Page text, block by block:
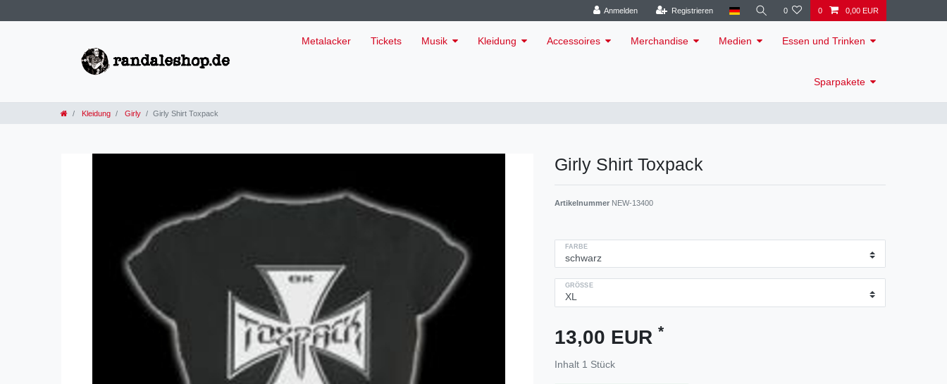
Anmelden Registrieren 0 0 0,00 EUR
Metalacker Tickets Musik Kleidung Accessoires Merchandise Medien Essen und Trinken
Sparpakete
Kleidung Girly Girly Shirt Toxpack
Girly Shirt Toxpack
Artikelnummer NEW-13400
FARBE
GRÖSSE
13,00 EUR *
Inhalt 1 Stück